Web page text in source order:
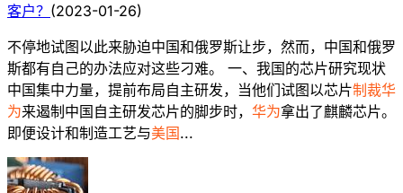
客户？ (2023-01-26)
不停地试图以此来胁迫中国和俄罗斯让步，然而，中国和俄罗
斯都有自己的办法应对这些刁难。 一、我国的芯片研究现状
中国集中力量，提前布局自主研发，当他们试图以芯片制裁华
为来遏制中国自主研发芯片的脚步时， 华为拿出了麒麟芯片。
即便设计和制造工艺与美国...